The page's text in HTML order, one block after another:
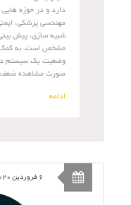
دارد و در حوزه
مهندسی پزشکی،
شبیه سازی، پیش
مشخص است. به کمک
وضعیت یک سیستم در
صورت مشاهده ضعف
ادامه
6 فروردین 2020